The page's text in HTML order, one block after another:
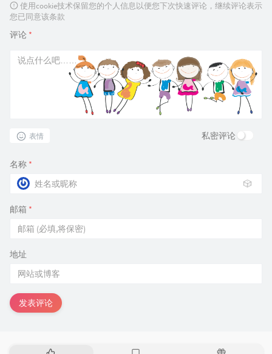
使用cookie技术保留您的个人信息以便您下次快速评论，继续评论表示
您已同意该条款
评论 *
表情 私密评论
名称 *
🎲
邮箱 *
地址
发表评论
热 随